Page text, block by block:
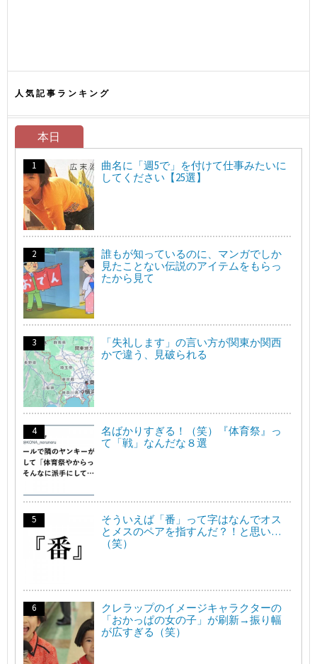
人気記事ランキング
本日
曲名に「週5で」を付けて仕事みたいに
してください【25選】
誰もが知っているのに、マンガでしか
見たことない伝説のアイテムをもらっ
たから見て
「失礼します」の言い方が関東か関西
かで違う、見破られる
名ばかりすぎる！（笑）『体育祭』っ
て「戦」なんだな８選
そういえば「番」って字はなんでオス
とメスのペアを指すんだ？！と思い…
（笑）
クレラップのイメージキャラクターの
「おかっぱの女の子」が刷新→振り幅
が広すぎる（笑）